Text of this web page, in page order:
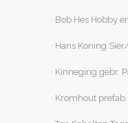
· Bob Hes Hobby
· Hans Koning
· Kinneging gebr.
· Kromhout prefab